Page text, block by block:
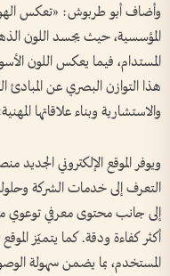
وأضاف أبو طربوش: «تعكس
المؤسسية، حيث يجسد اللون
المستدام، فيما يعكس اللون
هذا التوازن البصري عن المبادئ
والاستشارية وبناء علاقاتها
ويوفر الموقع الإلكتروني الجديد
التعرف إلى خدمات الشركة
إلى جانب محتوى معرفي توعوي
أكثر كفاءة ودقة. كما يتميّز
المستخدم، بما يضمن سهولة